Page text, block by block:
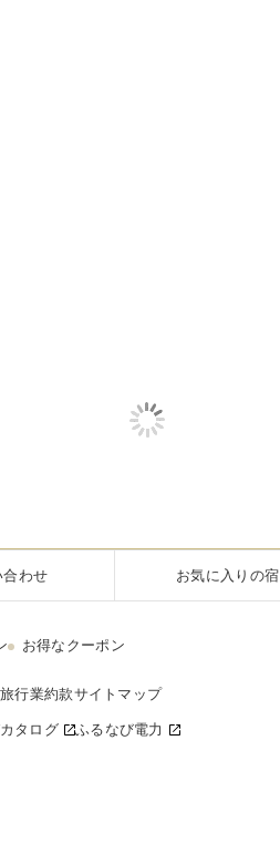
合わせ お気に入りの宿
お得なクーポン
旅行業約款サイトマップ
タログ ふるなび電力